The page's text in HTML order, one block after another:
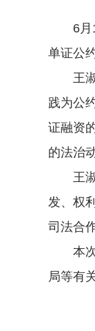
6月1
单证公
王淑
践为公
证融资
的法治
王淑
发、权
司法合
本次
局等有